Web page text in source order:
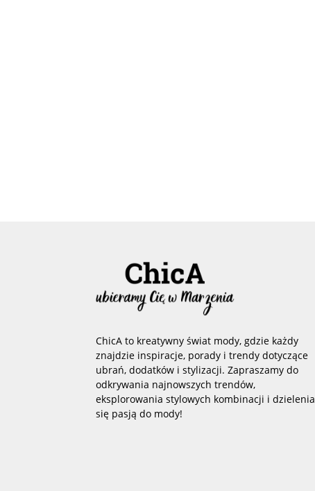
ChicA to kreatywny świat mody, gdzie każdy
znajdzie inspiracje, porady i trendy dotyczące
ubrań, dodatków i stylizacji. Zapraszamy do
odkrywania najnowszych trendów,
eksplorowania stylowych kombinacji i dzielenia
się pasją do mody!